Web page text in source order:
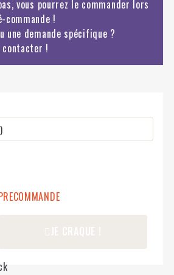
vous pourrez le commander lors
commande !
une demande spécifique ?
contacter !